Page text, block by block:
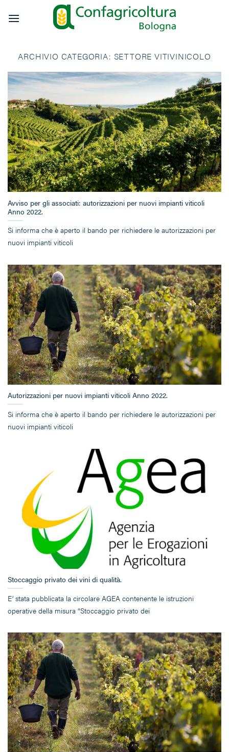
ARCHIVIO CATEGORIA: SETTORE VITIVINICOLO
Avviso per gli associati: autorizzazioni per nuovi impianti viticoli
Anno 2022.
Si informa che è aperto il bando per richiedere le autorizzazioni per
nuovi impianti viticoli
Autorizzazioni per nuovi impianti viticoli Anno 2022.
Si informa che è aperto il bando per richiedere le autorizzazioni per
nuovi impianti viticoli
Stoccaggio privato dei vini di qualità.
E’ stata pubblicata la circolare AGEA contenente le istruzioni
operative della misura “Stoccaggio privato dei